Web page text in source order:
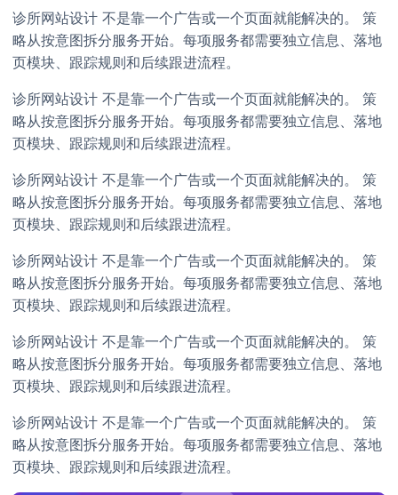
诊所网站设计 不是靠一个广告或一个页面就能解决的。 策
略从按意图拆分服务开始。每项服务都需要独立信息、落地
页模块、跟踪规则和后续跟进流程。
诊所网站设计 不是靠一个广告或一个页面就能解决的。 策
略从按意图拆分服务开始。每项服务都需要独立信息、落地
页模块、跟踪规则和后续跟进流程。
诊所网站设计 不是靠一个广告或一个页面就能解决的。 策
略从按意图拆分服务开始。每项服务都需要独立信息、落地
页模块、跟踪规则和后续跟进流程。
诊所网站设计 不是靠一个广告或一个页面就能解决的。 策
略从按意图拆分服务开始。每项服务都需要独立信息、落地
页模块、跟踪规则和后续跟进流程。
诊所网站设计 不是靠一个广告或一个页面就能解决的。 策
略从按意图拆分服务开始。每项服务都需要独立信息、落地
页模块、跟踪规则和后续跟进流程。
诊所网站设计 不是靠一个广告或一个页面就能解决的。 策
略从按意图拆分服务开始。每项服务都需要独立信息、落地
页模块、跟踪规则和后续跟进流程。